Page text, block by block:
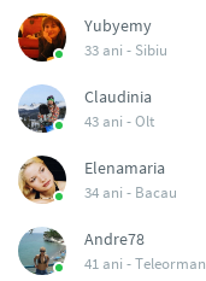
Yubyemy
33 ani - Sibiu
Claudinia
43 ani -Olt
Elenamaria
34 ani - Bacau
Andre78
41 ani -Teleorman